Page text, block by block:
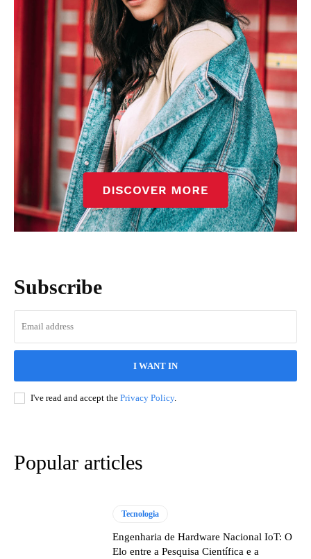
Subscribe
I WANT IN
I've read and accept the Privacy Policy.
Popular articles
Tecnologia
Engenharia de Hardware Nacional IoT: O
Elo entre a Pesquisa Científica e a